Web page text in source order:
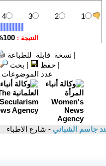
| نسخة قابلة للطباعة
|حفظ | بحث
عدد الموضوعات
جاسم الشباني - شارع الاطباء